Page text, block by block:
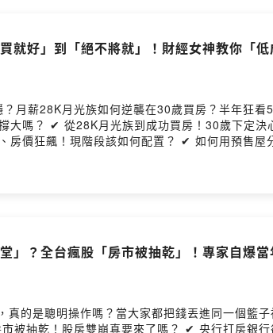
就好」到「絕不將就」！財經女神教你「
月薪28K月光族如何逆襲在30歲買房？半年狂
大嗎？ ✔ 從28K月光族到成功買房！30歲下定
現階段該如何配置？ ✔ 如何用預售屋分期繳款 放大手
Hosting provided by SoundOn
」？全台瘋股「房市被抽乾」！專家自爆
的是聰明操作嗎？當大家都把錢丟進同一個籃